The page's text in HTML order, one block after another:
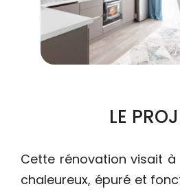
LE
Cette rénovation visait
chaleureux, épuré et